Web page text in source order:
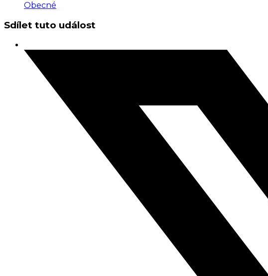
Obecné
Sdílet tuto událost